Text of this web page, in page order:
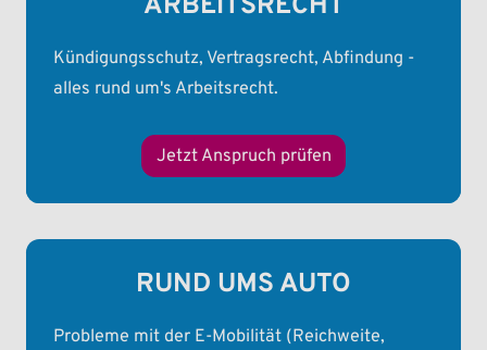
Kündigungsschutz, Vertragsrecht, Abfindung -
alles rund um's Arbeitsrecht.
Jetzt Anspruch prüfen
RUND UMS AUTO
Probleme mit der E-Mobilität (Reichweite,